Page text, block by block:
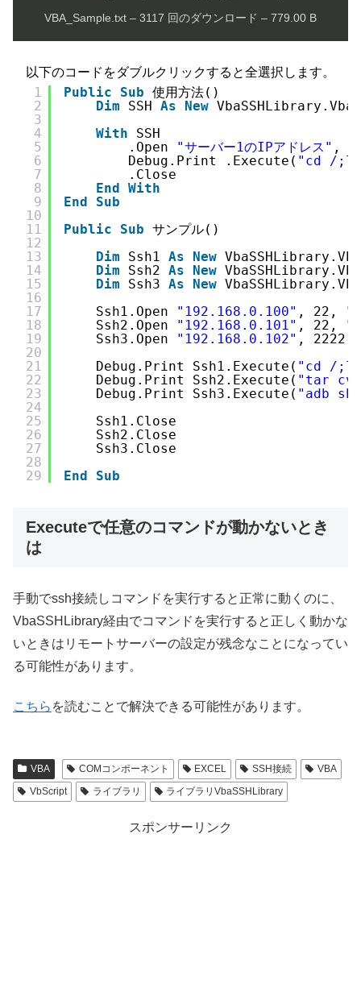
VBA_Sample.txt – 3117 回のダウンロード – 779.00 B
以下のコードをダブルクリックすると全選択します。
1
2
3
4
5
6
7
8
9
10
11
12
13
14
15
16
17
18
19
20
21
22
23
24
25
26
27
28
29
Public Sub 使用方法()
Dim
SSH As New
With
SSH
.Open
"サーバー1のIPアドレス" ,
Debug.Print .Execute( "cd /
.Close
End
With
End
Sub
Public
Sub サンプル()
Dim
Ssh1 As New
Dim
Ssh2 As New
Dim
Ssh3 As New
Ssh1.Open
"192.168.0.100" , 22,
Ssh2.Open
"192.168.0.101" , 22,
Ssh3.Open
"192.168.0.102" , 2222,
Debug.Print Ssh1.Execute( "cd /
Debug.Print Ssh2.Execute( "tar
Debug.Print Ssh3.Execute( "adb
Ssh1.Close
Ssh2.Close
Ssh3.Close
End
Sub
Executeで任意のコマンドが動かないとき
は
手動でssh接続しコマンドを実行すると正常に動くのに、
VbaSSHLibrary経由でコマンドを実行すると正しく動かな
いときはリモートサーバーの設定が残念なことになってい
る可能性があります。
こちら を読むことで解決できる可能性があります。
VBA COMコンポーネント EXCEL SSH接続
VBA
VbScript
ライブラリ ライブラリVbaSSHLibrary
スポンサーリンク